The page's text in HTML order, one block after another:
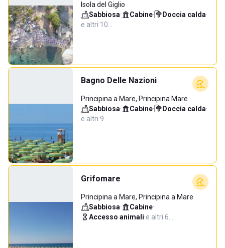
Isola del Giglio
Sabbiosa· Cabine· Doccia calda·
e altri 10…
Bagno Delle Nazioni
Principina a Mare, Principina Mare
Sabbiosa· Cabine· Doccia calda·
e altri 9…
Grifomare
Principina a Mare, Principina a Mare
Sabbiosa· Cabine·
Accesso animali·e altri 6…